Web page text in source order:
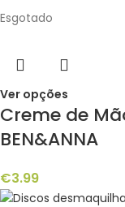
Esgotado
Ver opções
Creme de
BEN&ANNA
€3.99